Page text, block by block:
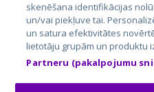
City24.ee
GetaPro.lv
GetaPro.ee
Skelbiu.lt
Autoplius.lt
Aruodas.lt
skenēšana identifikācijas
un/vai piekļuve tai.
un satura efektivitātes
lietotāju grupām un produktu
Partneru (pakalpojumu